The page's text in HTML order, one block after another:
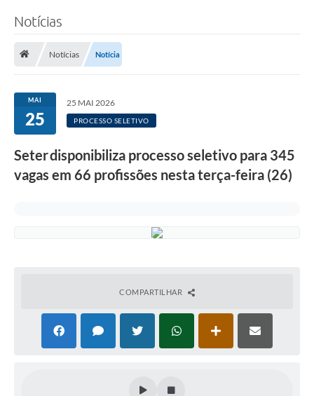
Notícias
Notícias Notícia
MAI
25
25 MAI 2026
PROCESSO SELETIVO
Seter disponibiliza processo seletivo para 345
vagas em 66 profissões nesta terça-feira (26)
COMPARTILHAR